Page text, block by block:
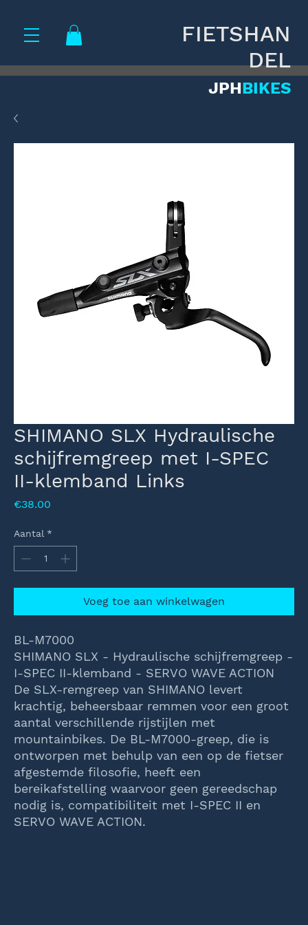
FIETSHAN
DEL
JPHBIKES
SHIMANO SLX Hydraulische
schijfremgreep met I-SPEC
II-klemband Links
€38.00
Aantal *
Voeg toe aan winkelwagen
BL-M7000
SHIMANO SLX - Hydraulische schijfremgreep -
I-SPEC II-klemband - SERVO WAVE ACTION
De SLX-remgreep van SHIMANO levert
krachtig, beheersbaar remmen voor een groot
aantal verschillende rijstijlen met
mountainbikes. De BL-M7000-greep, die is
ontworpen met behulp van een op de fietser
afgestemde filosofie, heeft een
bereikafstelling waarvoor geen gereedschap
nodig is, compatibiliteit met I-SPEC II en
SERVO WAVE ACTION.